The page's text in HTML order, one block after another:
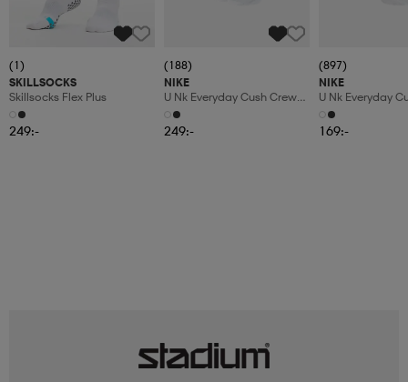
(1)
SKILLSOCKS
Skillsocks Flex Plus
249:-
(188)
NIKE
U Nk Everyday Cush Crew
6pr-Bd
249:-
(897)
NIKE
U Nk Everyday
3pr
169:-